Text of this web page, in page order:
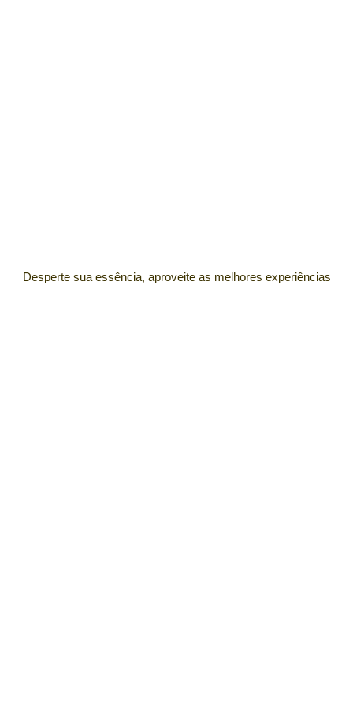
Desperte sua essência, aproveite as melhores experiências